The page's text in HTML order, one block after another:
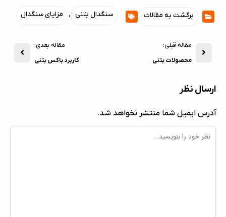
برگشت به مقالات سنگدال بتنی , مزایای سنگدال
مقاله قبلی:
محصولات بتنی
مقاله بعدی:
کاربرد باکس بتنی
ارسال نظر
آدرس ایمیل شما منتشر نخواهد شد.